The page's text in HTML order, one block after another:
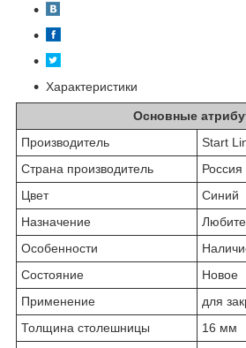
Характеристики
Основные
Производитель
Start
Страна производитель
Россия
Цвет
Синий
Назначение
Особенности
Состояние
Новое
Применение
для
Толщина столешницы
16 мм